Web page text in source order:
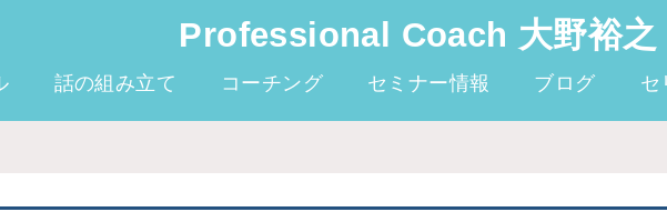
Professional Coach 大野裕之
話の組み立て コーチング セミナー情報 ブログ セ